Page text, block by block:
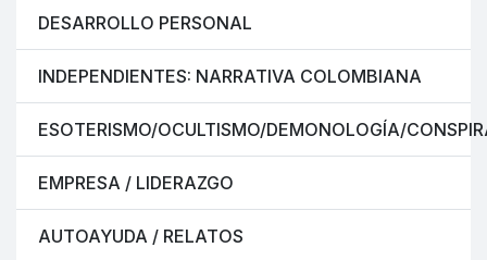
DESARROLLO PERSONAL
INDEPENDIENTES: NARRATIVA COLOMBIANA
ESOTERISMO/OCULTISMO/DEMONOLOGÍA/
EMPRESA / LIDERAZGO
AUTOAYUDA / RELATOS